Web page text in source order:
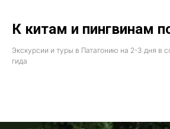
К китам и пингвинам
Экскурсии и туры в Патагонию на 2-3 дня в
гида